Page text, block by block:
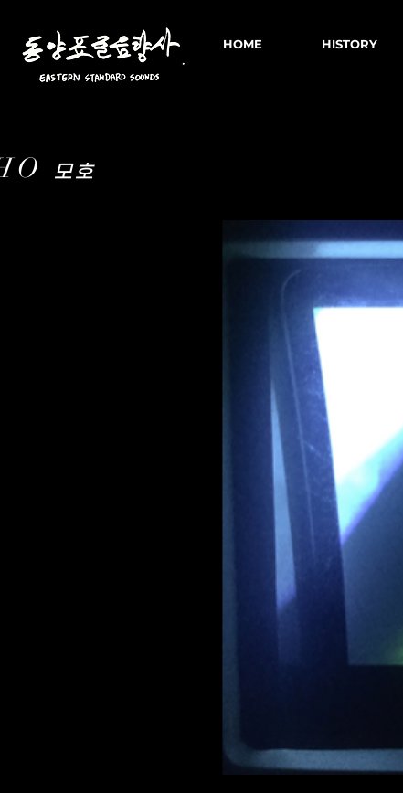
HOME HISTORY
모호